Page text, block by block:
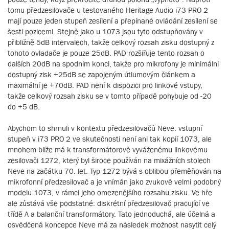
tomu předzesilovače u testovaného Heritage Audio i73 PRO 2
mají pouze jeden stupeň zesílení a přepínané ovládání zesílení se
šesti pozicemi. Stejně jako u 1073 jsou tyto odstupňovány v
přibližně 5dB intervalech, takže celkový rozsah zisku dostupný z
tohoto ovladače je pouze 25dB. PAD rozšiřuje tento rozsah o
dalších 20dB na spodním konci, takže pro mikrofony je minimální
dostupný zisk +25dB se zapojeným útlumovým článkem a
maximální je +70dB. PAD není k dispozici pro linkové vstupy,
takže celkový rozsah zisku se v tomto případě pohybuje od -20
do +5 dB.
Abychom to shrnuli v kontextu předzesilovačů Neve: vstupní
stupeň v i73 PRO 2 ve skutečnosti není ani tak kopií 1073, ale
mnohem blíže má k transformátorově vyváženému linkovému
zesilovači 1272, který byl široce používán na mixážních stolech
Neve na začátku 70. let. Typ 1272 bývá s oblibou přeměňován na
mikrofonní předzesilovač a je vnímán jako zvukově velmi podobný
modelu 1073, v rámci jeho omezenějšího rozsahu zisku. Ve hře
ale zůstává vše podstatné: diskrétní předzesilovač pracující ve
třídě A a balanční transformátory. Tato jednoduchá, ale účelná a
osvědčená koncepce Neve má za následek možnost nasytit celý